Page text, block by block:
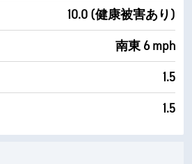
10.0 (健康被害あり)
南東 6 mph
1.5
1.5